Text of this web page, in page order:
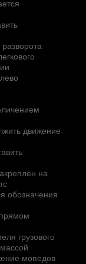
движение
на
обозначения
грузового
мопедов